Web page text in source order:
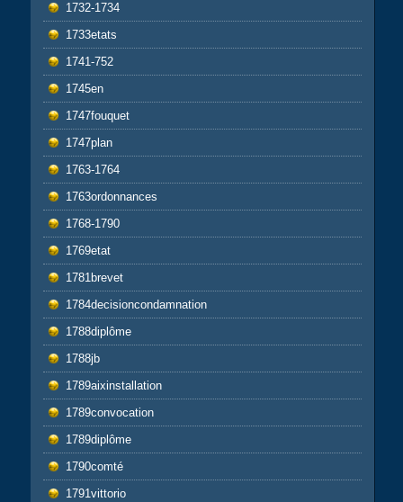
1732-1734
1733etats
1741-752
1745en
1747fouquet
1747plan
1763-1764
1763ordonnances
1768-1790
1769etat
1781brevet
1784decisioncondamnation
1788diplôme
1788jb
1789aixinstallation
1789convocation
1789diplôme
1790comté
1791vittorio